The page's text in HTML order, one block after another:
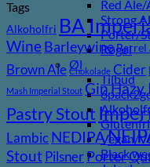
Red
Strong
Porter/
Røgøl
Øl
Tilbud
Glutenfri
Vegan/
Black
Tags
Alkoholfri BA
Wine BarleywineBarrel
Brown Ale Chokolade Cider
Mash Imperial Stout GinHazy
Pastry Stout
LambicNEDIPA
StoutPilsnerPorter